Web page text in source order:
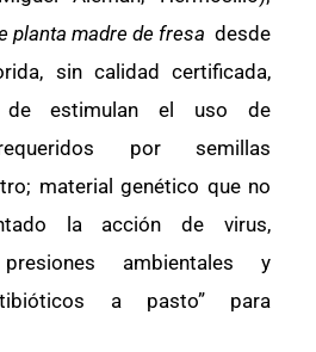
planta madre de fresa desde
sin calidad certificada,
de estimulan el uso de
por semillas
material genético que no
la acción de virus,
ambientales y
a pasto” para